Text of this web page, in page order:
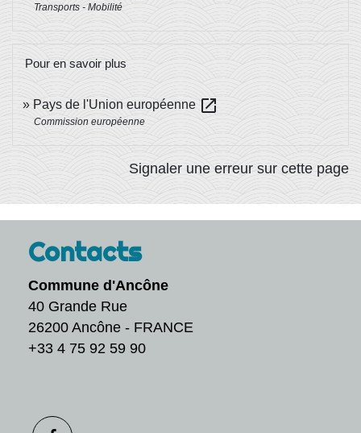
Transports - Mobilité
Pour en savoir plus
Pays de l'Union européenne open_in_new
Commission européenne
Signaler une erreur sur cette page
Contacts
Commune d'Ancône
40 Grande Rue
26200 Ancône - FRANCE
+33 4 75 92 59 90